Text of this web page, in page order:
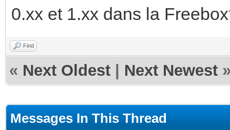
0.xx et 1.xx dans la
Find
« Next Oldest Next Newest
Messages In This Thread